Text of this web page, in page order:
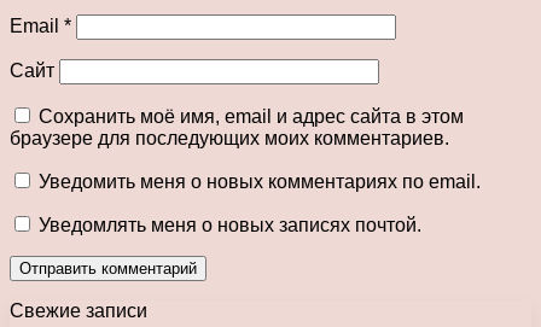
Email *
Сайт
Сохранить моё имя, email и адрес сайта в этом
браузере для последующих моих комментариев.
Уведомить меня о новых комментариях по email.
Уведомлять меня о новых записях почтой.
Свежие записи